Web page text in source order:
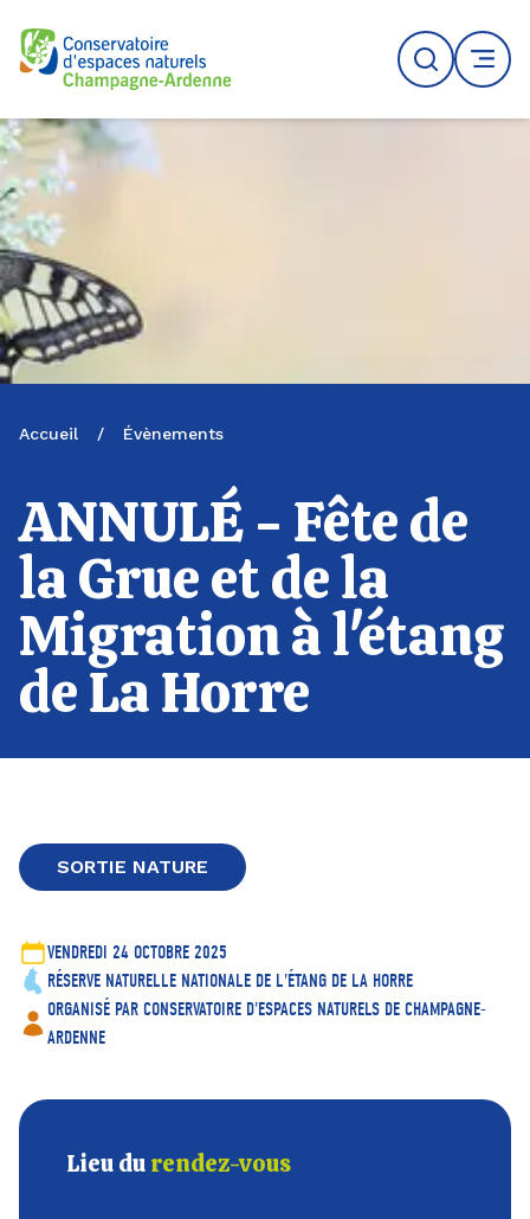
Logo du CENCA
Recherche
MENU
Accueil / Évènements
ANNULÉ - Fête de
la Grue et de la
Migration à l'étang
de La Horre
SORTIE NATURE
VENDREDI 24 OCTOBRE 2025
RÉSERVE NATURELLE NATIONALE DE L'ÉTANG DE LA HORRE
ORGANISÉ PAR CONSERVATOIRE D'ESPACES NATURELS DE CHAMPAGNE-
ARDENNE
Lieu durendez-vous